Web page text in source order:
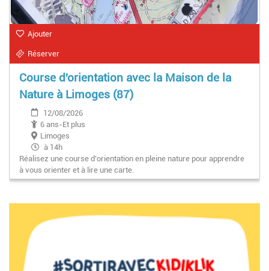
Ajouter
Réserver
Course d'orientation avec la Maison de la
Nature à Limoges (87)
12/08/2026
6 ans-Et plus
Limoges
à 14h
Réalisez une course d’orientation en pleine nature pour apprendre
à vous orienter et à lire une carte.